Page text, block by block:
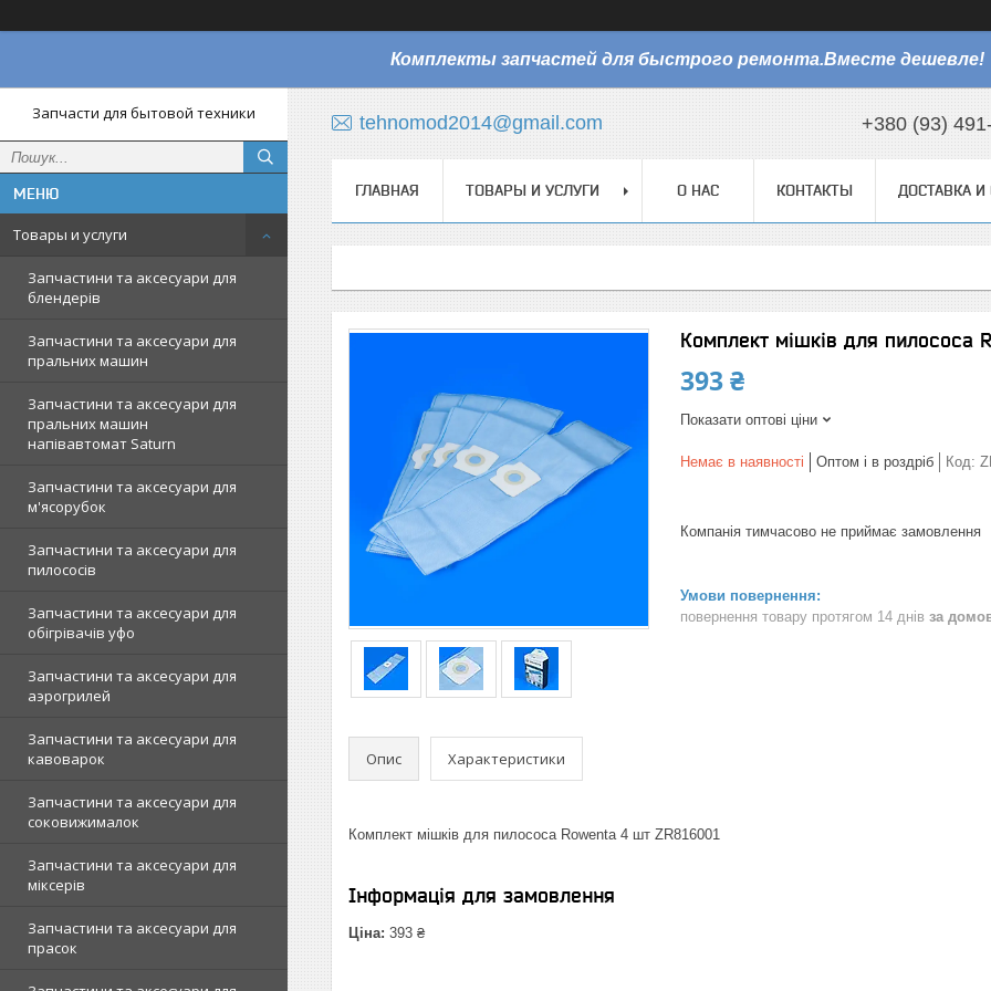
Комплекты запчастей для быстрого ремонта.Вместе дешевле!
Запчасти для бытовой техники
Товары и услуги
Запчастини та аксесуари для
блендерів
Запчастини та аксесуари для
пральних машин
Запчастини та аксесуари для
пральних машин
напівавтомат Saturn
Запчастини та аксесуари для
м'ясорубок
Запчастини та аксесуари для
пилососів
Запчастини та аксесуари для
обігрівачів уфо
Запчастини та аксесуари для
аэрогрилей
Запчастини та аксесуари для
кавоварок
Запчастини та аксесуари для
соковижималок
Запчастини та аксесуари для
міксерів
Запчастини та аксесуари для
прасок
tehnomod2014@gmail.com +380 (93)
ГЛАВНАЯ ТОВАРЫ И УСЛУГИ О НАС КОНТАКТЫ ДОСТАВКА И
Комплект мішків для пилососа
393 ₴
Показати оптові ціни
Немає в наявності Оптом і в роздріб Код:
Компанія тимчасово не приймає замовлення
повернення товару протягом 14 днів за
Опис Характеристики
Комплект мішків для пилососа Rowenta 4 шт ZR816001
Інформація для замовлення
Ціна: 393 ₴